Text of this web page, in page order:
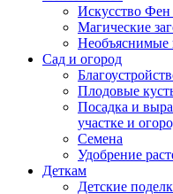
Искусство
Магические
Необъяснимые
Сад и огород
Плодовые
Посадка и
участке и
Семена
Удобрение
Деткам
Детские